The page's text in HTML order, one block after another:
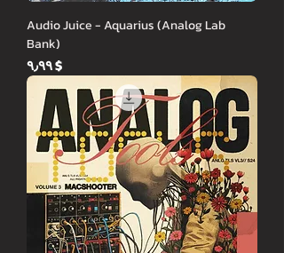
Audio Juice - Aquarius (Analog Lab
Bank)
Price
$ ۹٫۹۹